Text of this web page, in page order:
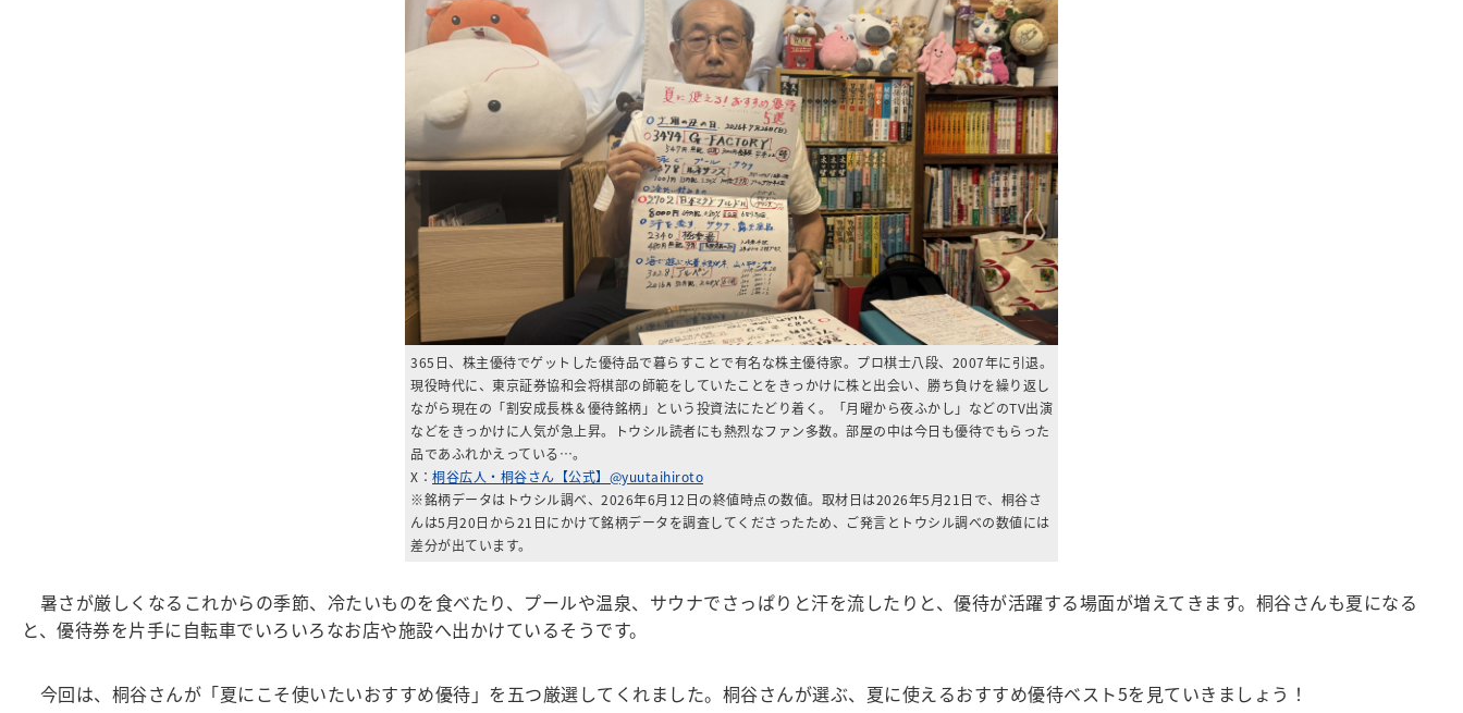
365日、株主優待でゲットした優待品で暮らすことで有名な株主優待家。プロ棋士八段、2007年に引退。
現役時代に、東京証券協和会将棋部の師範をしていたことをきっかけに株と出会い、勝ち負けを繰り返し
ながら現在の「割安成長株＆優待銘柄」という投資法にたどり着く。「月曜から夜ふかし」などのTV出演
などをきっかけに人気が急上昇。トウシル読者にも熱烈なファン多数。部屋の中は今日も優待でもらった
品であふれかえっている…。
X： 桐谷広人・桐谷さん【公式】@yuutaihiroto
※銘柄データはトウシル調べ、2026年6月12日の終値時点の数値。取材日は2026年5月21日で、桐谷さ
んは5月20日から21日にかけて銘柄データを調査してくださったため、ご発言とトウシル調べの数値には
差分が出ています。
暑さが厳しくなるこれからの季節、冷たいものを食べたり、プールや温泉、サウナでさっぱりと汗を流したりと、優待が活躍する場面が増えてきます。桐谷さんも夏になる
と、優待券を片手に自転車でいろいろなお店や施設へ出かけているそうです。
今回は、桐谷さんが「夏にこそ使いたいおすすめ優待」を五つ厳選してくれました。桐谷さんが選ぶ、夏に使えるおすすめ優待ベスト5を見ていきましょう！